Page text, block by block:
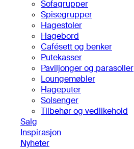
Sofagrupper
Spisegrupper
Hagestoler
Hagebord
Cafésett og benker
Putekasser
Paviljonger og parasoller
Loungemøbler
Hageputer
Solsenger
Tilbehør og vedlikehold
Salg
Inspirasjon
Nyheter